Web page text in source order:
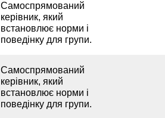
Самоспрямований
керівник, який
встановлює норми і
поведінку для групи.
Самоспрямований
керівник, який
встановлює норми і
поведінку для групи.